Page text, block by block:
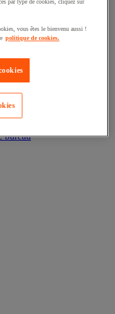
par type de cookies, cliquez sur
vous êtes le bienvenu aussi !
politique de cookies.